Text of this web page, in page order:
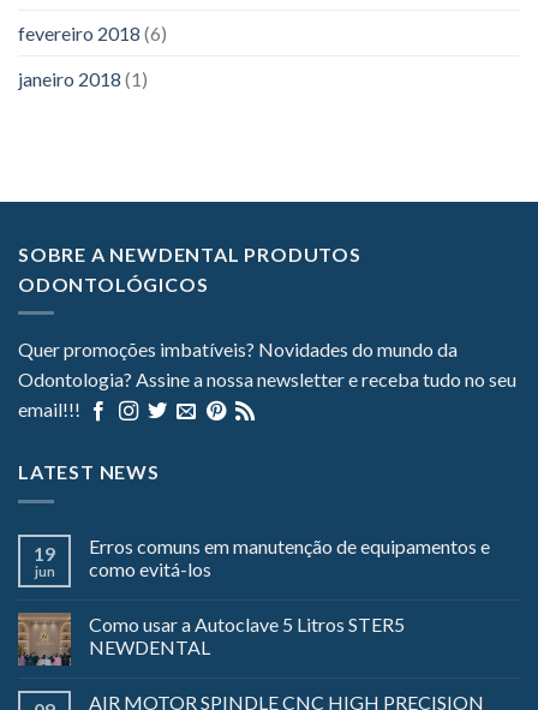
fevereiro 2018 (6)
janeiro 2018 (1)
SOBRE A NEWDENTAL PRODUTOS
ODONTOLÓGICOS
Quer promoções imbatíveis? Novidades do mundo da
Odontologia? Assine a nossa newsletter e receba tudo no seu
email!!!
LATEST NEWS
19
jun
Erros comuns em manutenção de equipamentos e
como evitá-los
Como usar a Autoclave 5 Litros STER5
NEWDENTAL
AIR MOTOR SPINDLE CNC HIGH PRECISION